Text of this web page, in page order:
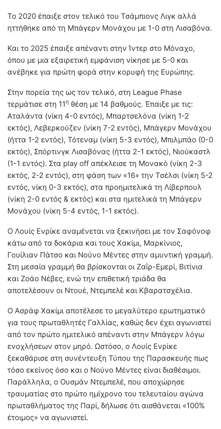
Το 2020 έπαιξε στον τελικό του Τσάμπιονς Λιγκ αλλά
ηττήθηκε από τη Μπάγερν Μονάχου με 1-0 στη Λισαβόνα.
Και το 2025 έπαιξε απέναντι στην Ίντερ στο Μόναχο,
όπου με μια εξαιρετική εμφάνιση νίκησε με 5-0 και
ανέβηκε για πρώτη φορά στην κορυφή της Ευρώπης.
Στην πορεία της ως τον τελικό, στη League Phase
τερμάτισε στη 11η θέση με 14 βαθμούς. Έπαιξε με τις:
Αταλάντα (νίκη 4-0 εντός), Μπαρτσελόνα (νίκη 1-2
εκτός), Λεβερκούζεν (νίκη 7-2 εντός), Μπάγερν Μονάχου
(ήττα 1-2 εντός), Τότεναμ (νίκη 5-3 εντός), Μπιλμπάο (0-0
εκτός), Σπόρτινγκ Λισαβόνας (ήττα 2-1 εκτός), Νιούκαστλ
(1-1 εντός). Στα play off απέκλεισε τη Μονακό (νίκη 2-3
εκτός, 2-2 εντός), στη φάση των «16» την Τσέλσι (νίκη 5-2
εντός, νίκη 0-3 εκτός), στα προημιτελικά τη Λίβερπουλ
(νίκη 2-0 εντός & εκτός) και στα ημιτελικά τη Μπάγερν
Μονάχου (νίκη 5-4 εντός, 1-1 εκτός).
Ο Λουίς Ενρίκε αναμένεται να ξεκινήσει με τον Σαφόνοφ
κάτω από τα δοκάρια και τους Χακίμι, Μαρκίνιος,
Γουίλιαν Πάτσο και Νούνο Μέντες στην αμυντική γραμμή.
Στη μεσαία γραμμή θα βρίσκονται οι Ζαΐρ-Εμερί, Βιτίνια
και Ζοάο Νέβες, ενώ την επιθετική τριάδα θα
αποτελέσουν οι Ντουέ, Ντεμπελέ και Κβαρατσχέλια.
Ο Ασράφ Χακίμι αποτέλεσε το μεγαλύτερο ερωτηματικό
για τους πρωταθλητές Γαλλίας, καθώς δεν έχει αγωνιστεί
από τον πρώτο ημιτελικό απέναντι στην Μπάγερν λόγω
ενοχλήσεων στον μηρό. Ωστόσο, ο Λουίς Ενρίκε
ξεκαθάρισε στη συνέντευξη Τύπου της Παρασκευής πως
τόσο εκείνος όσο και ο Νούνο Μέντες είναι διαθέσιμοι.
Παράλληλα, ο Ουσμάν Ντεμπελέ, που αποχώρησε
τραυματίας στο πρώτο ημίχρονο του τελευταίου αγώνα
πρωταθλήματος της Παρί, δήλωσε ότι αισθάνεται «100%
έτοιμος» να αγωνιστεί.